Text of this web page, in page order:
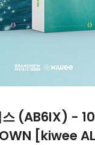
(AB6IX) -
[kiwee